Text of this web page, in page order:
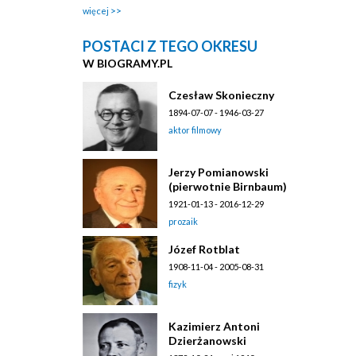
więcej
POSTACI Z TEGO OKRESU
W BIOGRAMY.PL
Czesław Skonieczny
1894-07-07 - 1946-03-27
aktor filmowy
Jerzy Pomianowski
(pierwotnie Birnbaum)
1921-01-13 - 2016-12-29
prozaik
Józef Rotblat
1908-11-04 - 2005-08-31
fizyk
Kazimierz Antoni
Dzierżanowski